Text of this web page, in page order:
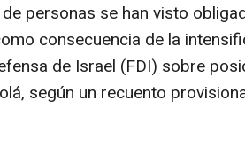
personas se han visto
consecuencia de la
de Israel (FDI) sobre
según un recuento